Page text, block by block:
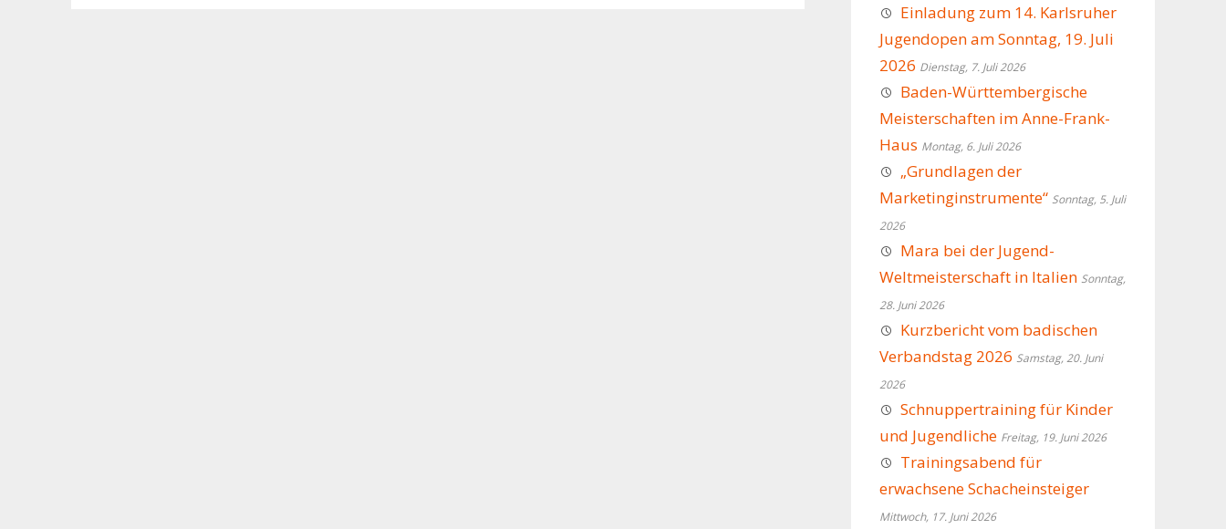
Einladung zum 14. Karlsruher
Jugendopen am Sonntag, 19. Juli
2026 Dienstag, 7. Juli 2026
Baden-Württembergische
Meisterschaften im Anne-Frank-
Haus Montag, 6. Juli 2026
„Grundlagen der
Marketinginstrumente“ Sonntag, 5. Juli
2026
Mara bei der Jugend-
Weltmeisterschaft in Italien Sonntag,
28. Juni 2026
Kurzbericht vom badischen
Verbandstag 2026 Samstag, 20. Juni
2026
Schnuppertraining für Kinder
und Jugendliche Freitag, 19. Juni 2026
Trainingsabend für
erwachsene Schacheinsteiger
Mittwoch, 17. Juni 2026